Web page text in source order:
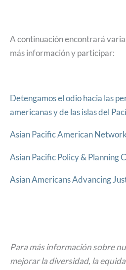
A continuación encontrará
más información y participar:
Detengamos el odio hacia las
americanas y de las islas del
Asian Pacific American
Asian Pacific Policy & Planning
Asian Americans Advancing
Para más información sobre
mejorar la diversidad, la